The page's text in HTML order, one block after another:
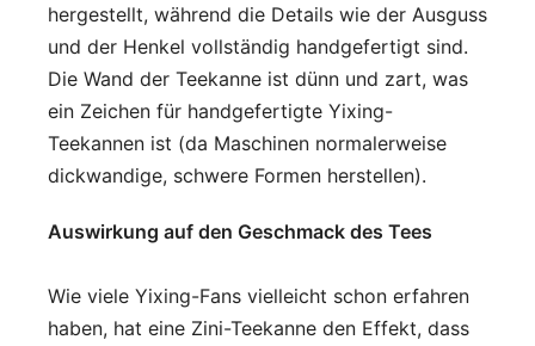
hergestellt, während die Details wie der Ausguss
und der Henkel vollständig handgefertigt sind.
Die Wand der Teekanne ist dünn und zart, was
ein Zeichen für handgefertigte Yixing-
Teekannen ist (da Maschinen normalerweise
dickwandige, schwere Formen herstellen).
Auswirkung auf den Geschmack des Tees
Wie viele Yixing-Fans vielleicht schon erfahren
haben, hat eine Zini-Teekanne den Effekt, dass